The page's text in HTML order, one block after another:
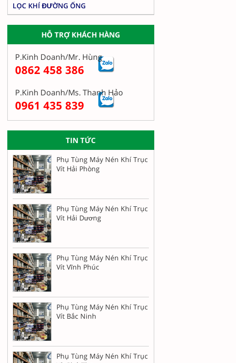
LỌC KHÍ ĐƯỜNG ỐNG
HỖ TRỢ KHÁCH HÀNG
P.Kinh Doanh/Mr. Hùng
0862 458 386
P.Kinh Doanh/Ms. Thanh Hảo
0961 435 839
TIN TỨC
Phụ Tùng Máy Nén Khí Trục
Vít Hải Phòng
Phụ Tùng Máy Nén Khí Trục
Vít Hải Dương
Phụ Tùng Máy Nén Khí Trục
Vít Vĩnh Phúc
Phụ Tùng Máy Nén Khí Trục
Vít Bắc Ninh
Phụ Tùng Máy Nén Khí Trục